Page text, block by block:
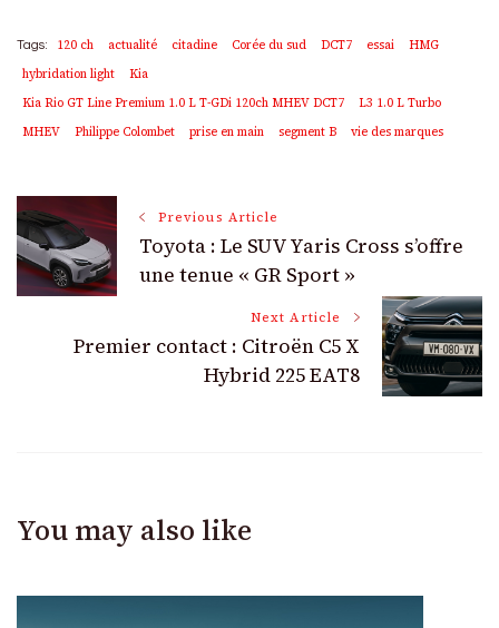
Tags: 120 ch actualité citadine Corée du sud DCT7 essai
HMG
hybridation light
Kia
Kia Rio GT Line Premium 1.0 L T-GDi 120ch MHEV DCT7
L3 1.0 L Turbo
MHEV
Philippe Colombet prise en main segment B vie des marques
Post
Navigation
Previous Article
Toyota : Le SUV Yaris Cross s’offre
une tenue « GR Sport »
Next Article
Premier contact : Citroën C5 X
Hybrid 225 EAT8
You may also like